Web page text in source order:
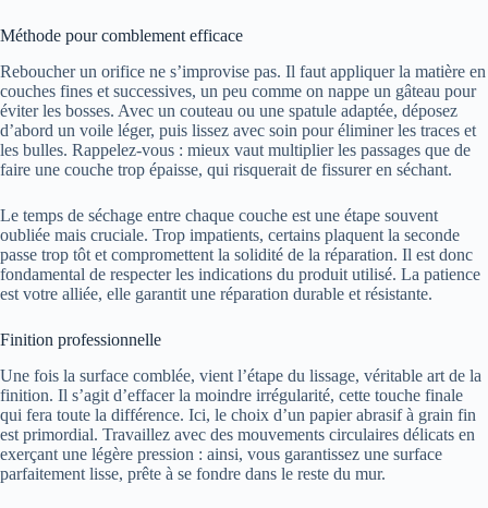
Méthode pour comblement efficace
Reboucher un orifice ne s’improvise pas. Il faut appliquer la matière en
couches fines et successives, un peu comme on nappe un gâteau pour
éviter les bosses. Avec un couteau ou une spatule adaptée, déposez
d’abord un voile léger, puis lissez avec soin pour éliminer les traces et
les bulles. Rappelez-vous : mieux vaut multiplier les passages que de
faire une couche trop épaisse, qui risquerait de fissurer en séchant.
Le temps de séchage entre chaque couche est une étape souvent
oubliée mais cruciale. Trop impatients, certains plaquent la seconde
passe trop tôt et compromettent la solidité de la réparation. Il est donc
fondamental de respecter les indications du produit utilisé. La patience
est votre alliée, elle garantit une réparation durable et résistante.
Finition professionnelle
Une fois la surface comblée, vient l’étape du lissage, véritable art de la
finition. Il s’agit d’effacer la moindre irrégularité, cette touche finale
qui fera toute la différence. Ici, le choix d’un papier abrasif à grain fin
est primordial. Travaillez avec des mouvements circulaires délicats en
exerçant une légère pression : ainsi, vous garantissez une surface
parfaitement lisse, prête à se fondre dans le reste du mur.